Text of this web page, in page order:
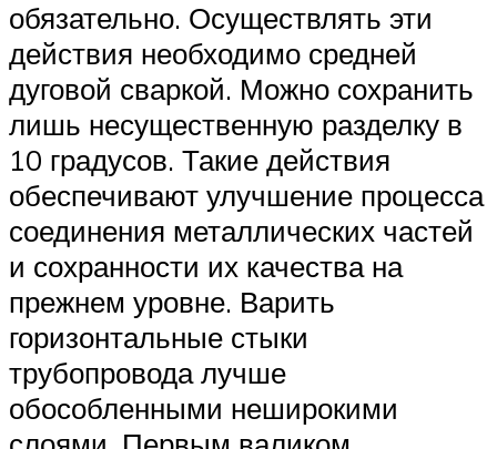
обязательно. Осуществлять эти
действия необходимо средней
дуговой сваркой. Можно сохранить
лишь несущественную разделку в
10 градусов. Такие действия
обеспечивают улучшение процесса
соединения металлических частей
и сохранности их качества на
прежнем уровне. Варить
горизонтальные стыки
трубопровода лучше
обособленными неширокими